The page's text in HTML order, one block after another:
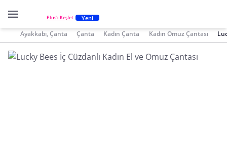
Plus'ı Keşfet Yeni
Ayakkabı, Çanta Çanta Kadın Çanta Kadın Omuz Çantası